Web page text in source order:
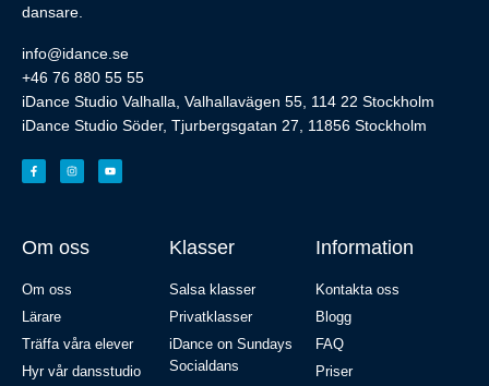
dansare.
info@idance.se
+46 76 880 55 55
iDance Studio Valhalla, Valhallavägen 55, 114 22 Stockholm
iDance Studio Söder, Tjurbergsgatan 27, 11856 Stockholm
Om oss
Om oss
Lärare
Träffa våra elever
Hyr vår dansstudio
Klasser
Salsa klasser
Privatklasser
iDance on Sundays
Socialdans
Information
Kontakta oss
Blogg
FAQ
Priser